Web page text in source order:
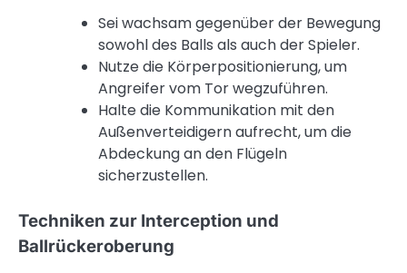
Sei wachsam gegenüber der Bewegung
sowohl des Balls als auch der Spieler.
Nutze die Körperpositionierung, um
Angreifer vom Tor wegzuführen.
Halte die Kommunikation mit den
Außenverteidigern aufrecht, um die
Abdeckung an den Flügeln
sicherzustellen.
Techniken zur Interception und
Ballrückeroberung